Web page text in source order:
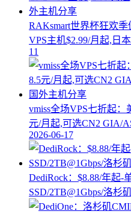
RAKsmart世界杯狂欢
VPS主机$2.99/月起,日
11
vmiss全场VPS七折起
元/月起,可选CN2 GIA/
2026-06-17
DediRock：$8.88/年起-
SSD/2TB@1Gbps/洛杉